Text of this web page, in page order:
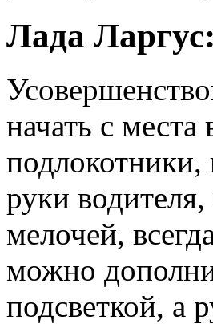
Лада
начать с
подлокотники,
руки
мелочей,
можно
подсветкой, а